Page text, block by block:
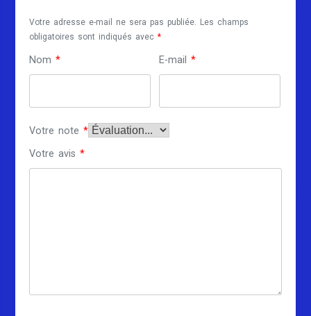
Votre adresse e-mail ne sera pas publiée.
Les champs
obligatoires sont indiqués avec*
Nom* E-mail*
Votre note*
Votre avis*